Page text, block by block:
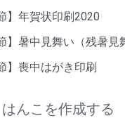
】年賀状印刷2020
】暑中見舞い（残暑見
】喪中はがき印刷
んこを作成する